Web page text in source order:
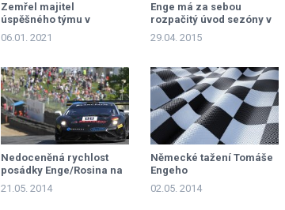
Zemřel majitel
úspěšného týmu v
IndyCar Pat Patrick
06.01. 2021
Enge má za sebou
rozpačitý úvod sezóny v
ADAC GT Masters
29.04. 2015
Nedoceněná rychlost
posádky Enge/Rosina na
Brands Hatch
21.05. 2014
Německé tažení Tomáše
Engeho
02.05. 2014